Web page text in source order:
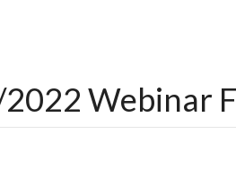
Webinar